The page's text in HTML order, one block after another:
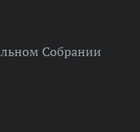
Собрании